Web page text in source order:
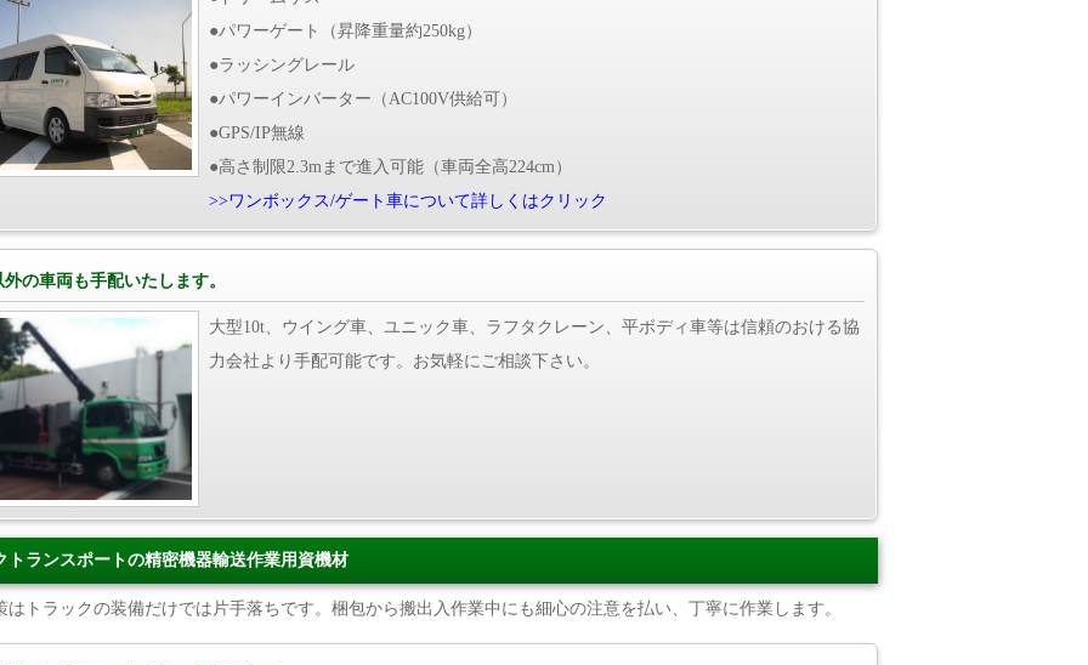
●パワーゲート（昇降重量約250kg）
●ラッシングレール
●パワーインバーター（AC100V供給可）
●GPS/IP無線
●高さ制限2.3mまで進入可能（車両全高224cm）
>>ワンボックス/ゲート車について詳しくはクリック
の車両も手配いたします。
大型10t、ウイング車、ユニック車、ラフタクレーン、平ボディ車等は信頼のおける協
力会社より手配可能です。お気軽にご相談下さい。
トランスポートの精密機器輸送作業用資機材
はトラックの装備だけでは片手落ちです。梱包から搬出入作業中にも細心の注意を払い、丁寧に作業します。